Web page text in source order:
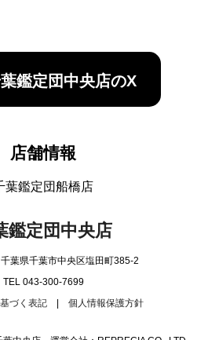
鑑定団中央店のX
店舗情報
葉鑑定団船橋店
鑑定団中央店
葉県千葉市中央区塩田町385-2
TEL 043-300-7699
づく表記| 個人情報保護方針